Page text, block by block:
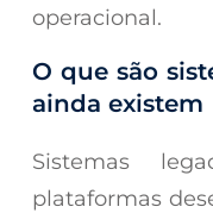
operacional.
O que são
ainda existem
Sistemas
plataformas